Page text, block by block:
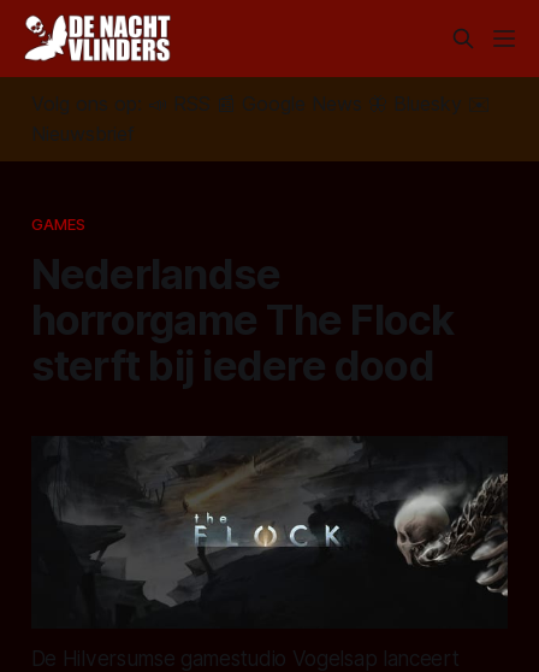
Volg ons op: 📣 RSS 📰 Google News 🦋 Bluesky
✉️
Nieuwsbrief
GAMES
Nederlandse
horrorgame The Flock
sterft bij iedere dood
De Hilversumse gamestudio Vogelsap lanceert